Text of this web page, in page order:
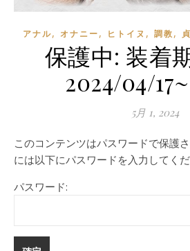
アナル, オナニー, ヒトイヌ , 調教,
保護中: 装着
2024/04/
5月 1, 2024
このコンテンツはパスワードで保護
には以下にパスワードを入力してくだ
パスワード: